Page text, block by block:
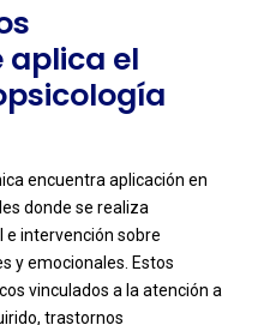
aplica el
encuentra aplicación en
donde se realiza
e intervención sobre
y emocionales. Estos
vinculados a la atención a
trastornos